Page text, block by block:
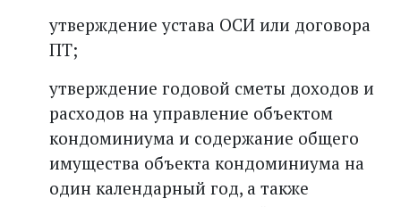
утверждение устава ОСИ или договора
ПТ;
утверждение годовой сметы доходов и
расходов на управление объектом
кондоминиума и содержание общего
имущества объекта кондоминиума на
один календарный год, а также